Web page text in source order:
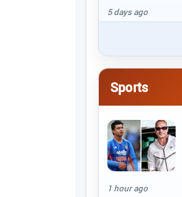
5 days ago
Sports
1 hour ago